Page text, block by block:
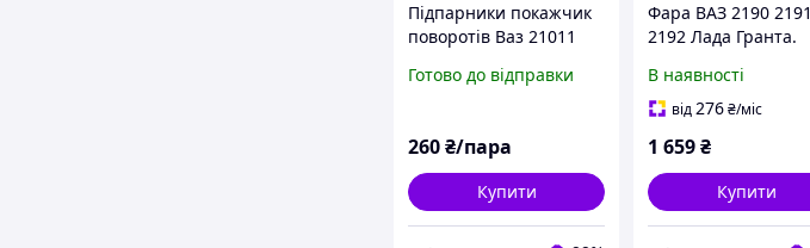
Підпарники покажчик
поворотів Ваз 21011
Готово до відправки
260₴/пара
Купити
Фара ВАЗ 2190 2191
2192 Лада Гранта.
В наявності
від276₴/міс
1 659₴
Купити